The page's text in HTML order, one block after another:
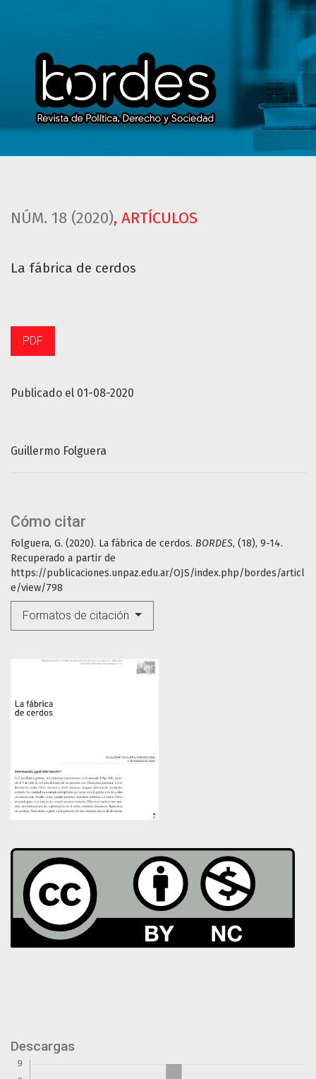
NÚM. 18 (2020), ARTÍCULOS
La fábrica de cerdos
Publicado el 01-08-2020
PDF
Cómo citar
Folguera, G. (2020). La fábrica de cerdos. BORDES, (18), 9-14.
Recuperado a partir de
https://publicaciones.unpaz.edu.ar/OJS/index.php/bordes/articl
e/view/798
Formatos de citación
Guillermo Folguera
Descargas